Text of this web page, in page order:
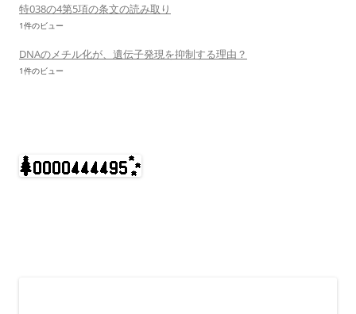
特038の4第5項の条文の読み取り
1件のビュー
DNAのメチル化が、遺伝子発現を抑制する理由？
1件のビュー